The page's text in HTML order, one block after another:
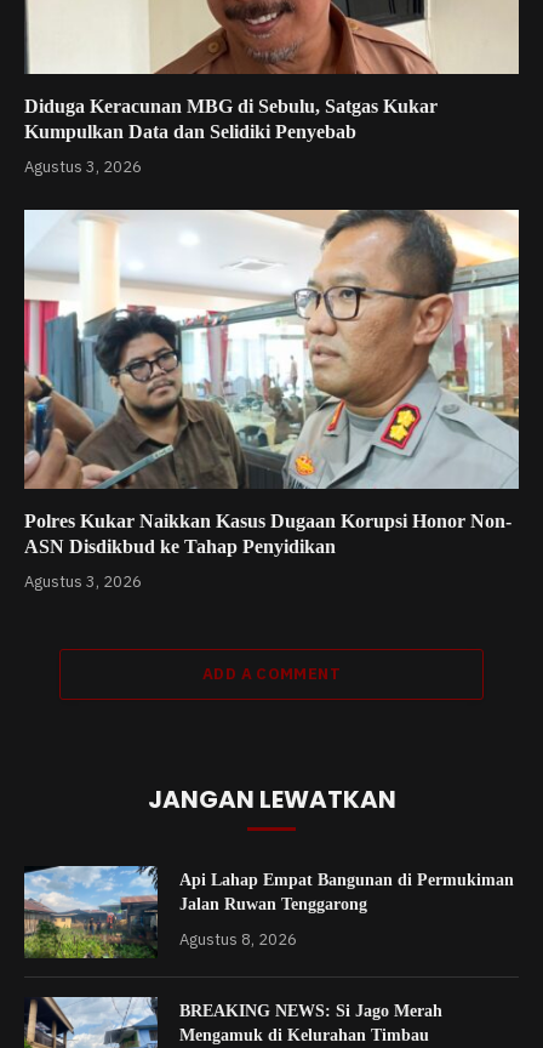
Diduga Keracunan MBG di Sebulu, Satgas Kukar
Kumpulkan Data dan Selidiki Penyebab
Agustus 3, 2026
Polres Kukar Naikkan Kasus Dugaan Korupsi Honor Non-
ASN Disdikbud ke Tahap Penyidikan
Agustus 3, 2026
ADD A COMMENT
JANGAN LEWATKAN
Api Lahap Empat Bangunan di Permukiman
Jalan Ruwan Tenggarong
Agustus 8, 2026
BREAKING NEWS: Si Jago Merah
Mengamuk di Kelurahan Timbau